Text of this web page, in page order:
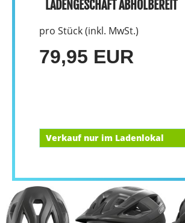
LADENGESCHÄFT ABHOLBEREIT
pro Stück (inkl. MwSt.)
79,95 EUR
Verkauf nur im Ladenlokal